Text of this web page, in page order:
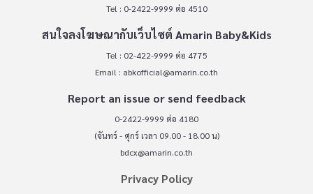
Tel : 0-2422-9999 ต่อ 4510
สนใจลงโฆษณากับเว็บไซต์ Amarin Baby&Kids
Tel : 02-422-9999 ต่อ 4775
Email : abkofficial@amarin.co.th
Report an issue or send feedback
0-2422-9999 ต่อ 4180
(จันทร์ - ศุกร์ เวลา 09.00 - 18.00 น)
bdcx@amarin.co.th
Privacy Policy